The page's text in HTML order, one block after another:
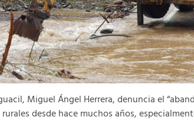
Miguel Ángel Herrera, denuncia el
desde hace muchos años,